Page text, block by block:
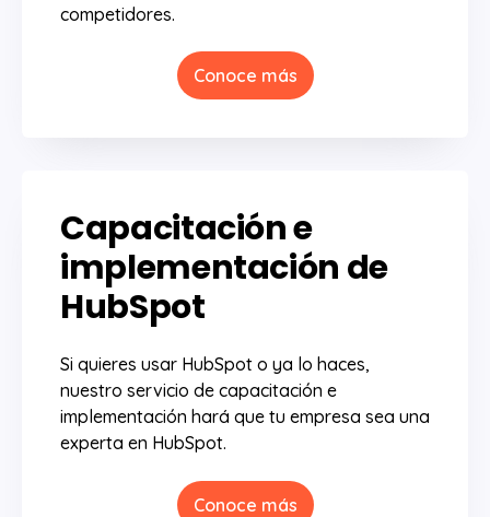
competidores.
Conoce más
Capacitación e
implementación de
HubSpot
Si quieres usar HubSpot o ya lo haces,
nuestro servicio de capacitación e
implementación hará que tu empresa sea una
experta en HubSpot.
Conoce más